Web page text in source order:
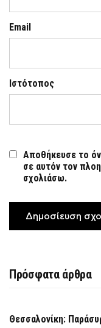
Email
Ιστότοπος
Αποθήκευσε το
σε αυτόν τον
σχολιάσω.
Πρόσφατα άρθρα
Θεσσαλονίκη: